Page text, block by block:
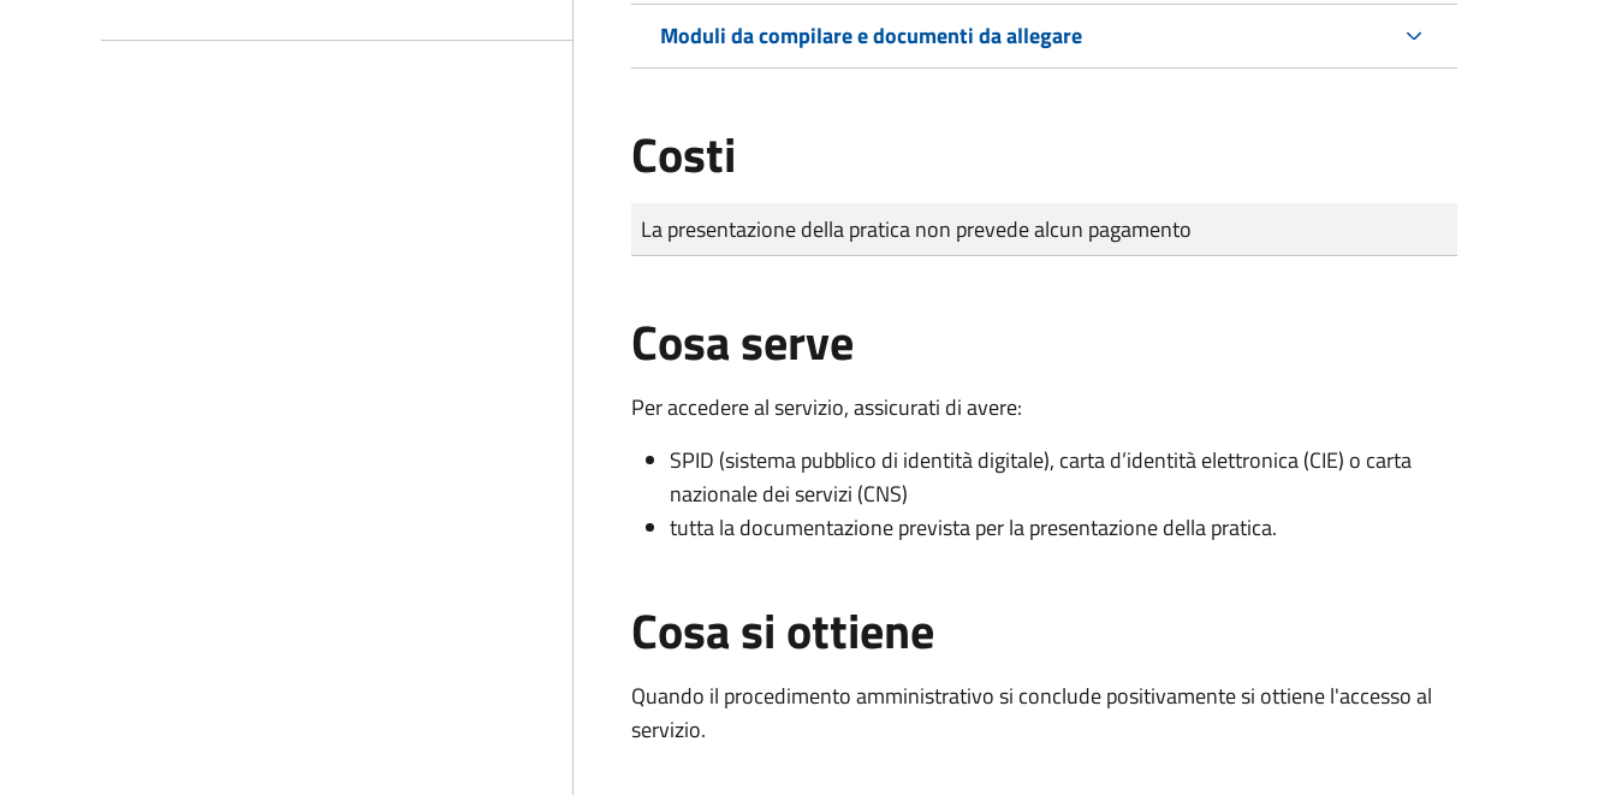
Moduli da compilare e documenti da allegare
Costi
Tipo di pagamento
Importo
La presentazione della pratica non prevede alcun pagamento
Cosa serve
Per accedere al servizio, assicurati di avere:
SPID (sistema pubblico di identità digitale), carta d’identità elettronica (CIE) o carta
nazionale dei servizi (CNS)
tutta la documentazione prevista per la presentazione della pratica.
Cosa si ottiene
Quando il procedimento amministrativo si conclude positivamente si ottiene l'accesso al
servizio.